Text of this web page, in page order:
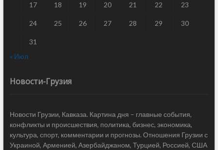
17 18 19 20 21 22 23
24 25 26 27 28 29 30
31
« Июл
Новости-Грузия
Новости Грузии, Кавказа. Картина дня – главные события,
конфликты и происшествия, политика, бизнес, экономика,
культура, спорт, комментарии и прогнозы. Отношения Грузии с
Украиной, Арменией, Азербайджаном, Турцией, Россией, США